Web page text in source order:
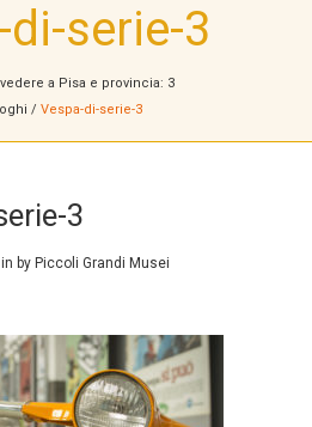
serie-3
vedere a Pisa e provincia: 3
/ Vespa-di-serie-3
3
in by Piccoli Grandi Musei